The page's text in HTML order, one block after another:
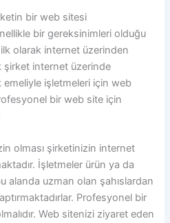
bir web sitesi
bir gereksinimleri olduğu
olarak internet üzerinden
şirket internet üzerinde
işletmeleri için web
bir web site için
olması şirketinizin internet
İşletmeler ürün ya da
alanda uzman olan şahıslardan
Profesyonel bir
Web sitenizi ziyaret eden